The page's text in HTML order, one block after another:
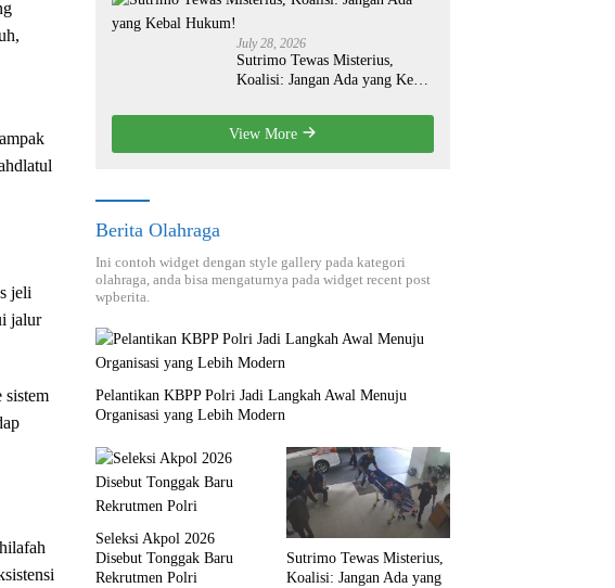
jeli
jalur
sistem
July 28, 2026
Sutrimo Tewas Misterius,
Koalisi: Jangan Ada yang Kebal
View More
Berita Olahraga
Ini contoh widget dengan style gallery pada kategori
olahraga, anda bisa mengaturnya pada widget recent post
wpberita.
Pelantikan KBPP Polri Jadi Langkah Awal Menuju
Organisasi yang Lebih Modern
Seleksi Akpol 2026
Disebut Tonggak Baru
Rekrutmen Polri
Sutrimo Tewas Misterius,
Koalisi: Jangan Ada yang